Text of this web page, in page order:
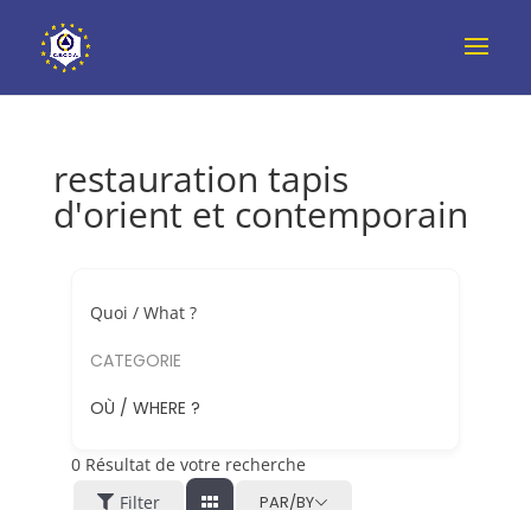
restauration tapis
d'orient et contemporain
Quoi / What ?
CATEGORIE
OÙ / WHERE ?
0Résultat de votre recherche
Filter
PAR/BY